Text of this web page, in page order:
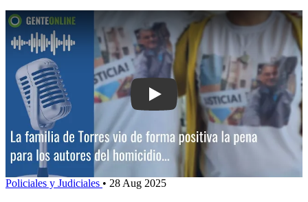
Play: La familia de Torres vio de
Policiales y Judiciales • 28 Aug 2025